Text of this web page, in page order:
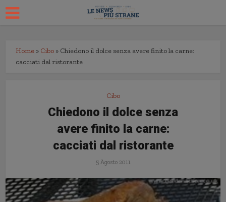
Home » Cibo » Chiedono il dolce senza avere finito la carne:
cacciati dal ristorante
Cibo
Chiedono il dolce senza
avere finito la carne:
cacciati dal ristorante
5 Agosto 2011